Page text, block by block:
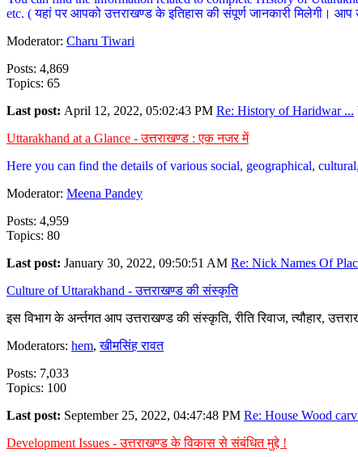
etc. ( यहां पर आपको उत्तराखण्ड के इतिहास की संपूर्ण जानकारी मिलेगी।
Moderator: Charu Tiwari
Posts: 4,869
Topics: 65
Last post: April 12, 2022, 05:02:43 PM Re: History of Haridwar ...
Uttarakhand at a Glance - उत्तराखण्ड : एक नजर में
Here you can find the details of various social, geographical,
Moderator: Meena Pandey
Posts: 4,959
Topics: 80
Last post: January 30, 2022, 09:50:51 AM Re: Nick Names Of
Culture of Uttarakhand - उत्तराखण्ड की संस्कृति
इस विभाग के अर्न्तगत आप उत्तराखण्ड की संस्कृति, रीति रिवाज, त्यौहार,
Moderators: hem,खीमसिंह रावत
Posts: 7,033
Topics: 100
Last post: September 25, 2022, 04:47:48 PM Re: House Wood
Development Issues - उत्तराखण्ड के विकास से संबंधित मुद्दे !